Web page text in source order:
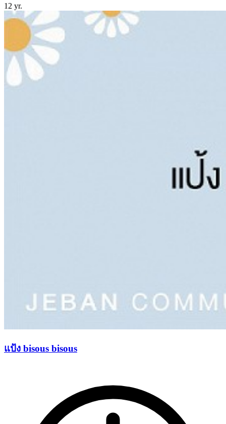
12 yr.
แป้ง bisous bisous